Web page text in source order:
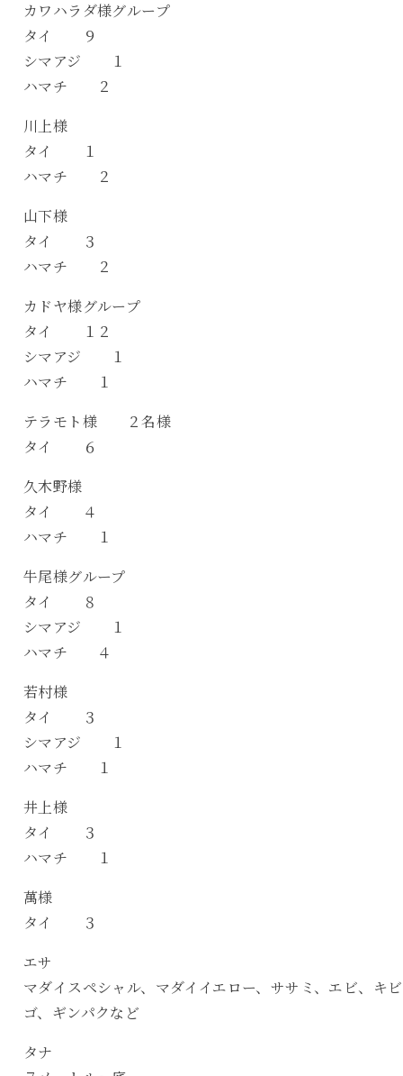
カワハラダ様グループ
タイ ９
シマアジ １
ハマチ ２
川上様
タイ １
ハマチ ２
山下様
タイ ３
ハマチ ２
カドヤ様グループ
タイ １２
シマアジ １
ハマチ １
テラモト様 ２名様
タイ ６
久木野様
タイ ４
ハマチ １
牛尾様グループ
タイ ８
シマアジ １
ハマチ ４
若村様
タイ ３
シマアジ １
ハマチ １
井上様
タイ ３
ハマチ １
萬様
タイ ３
エサ
マダイスペシャル、マダイイエロー、ササミ、エビ、キ
ゴ、ギンパクなど
タナ